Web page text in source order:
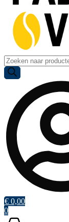
Producten
zoeken
€ 0,00
0